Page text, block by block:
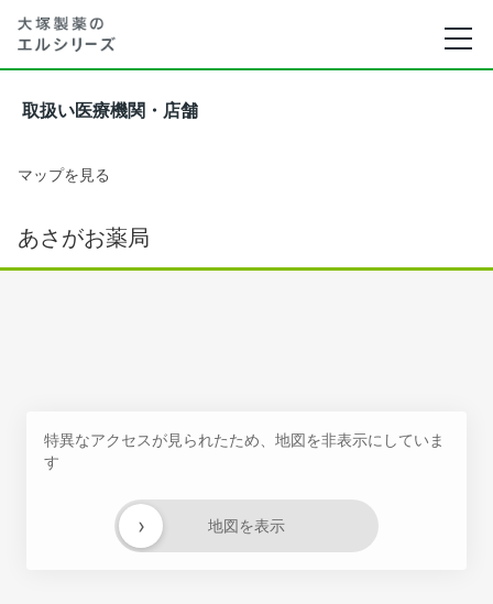
取扱い医療機関・店舗
マップを見る
あさがお薬局
特異なアクセスが見られたため、地図を非表示にしていま
す
地図を表示
›